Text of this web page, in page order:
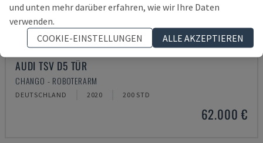
AUDI TSV D5 TÜR
CHANGO - ROBOTERARM
DEUTSCHLAND 2020 200 STD
62.000 €
und unten mehr darüber erfahren, wie wir Ihre Daten
verwenden.
COOKIE-EINSTELLUNGEN
ALLE AKZEPTIEREN